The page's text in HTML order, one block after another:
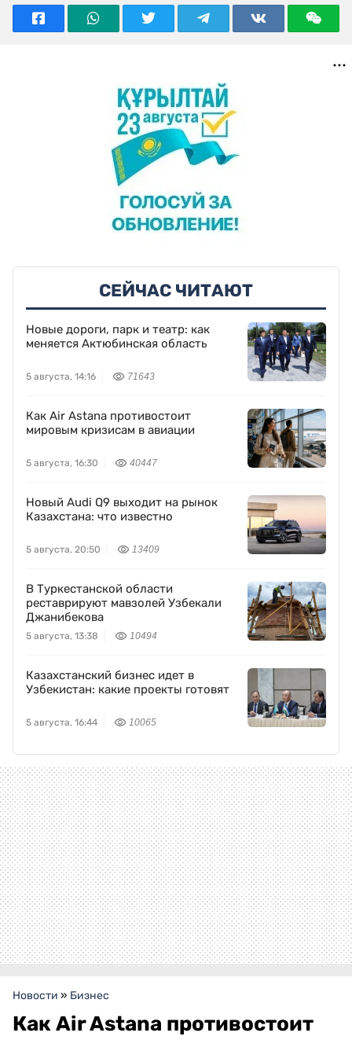
СЕЙЧАС ЧИТАЮТ
Новые дороги, парк и театр: как
меняется Актюбинская область
5 августа, 14:16 71643
Как Air Astana противостоит
мировым кризисам в авиации
5 августа, 16:30 40447
Новый Audi Q9 выходит на рынок
Казахстана: что известно
5 августа, 20:50 13409
В Туркестанской области
реставрируют мавзолей Узбекали
Джанибекова
5 августа, 13:38 10494
Казахстанский бизнес идет в
Узбекистан: какие проекты готовят
5 августа, 16:44 10065
Новости » Бизнес
Как Air Astana противостоит